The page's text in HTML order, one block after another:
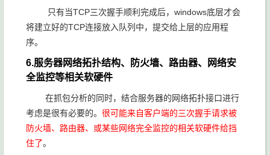
只有当TCP三次握手顺利完成后，windows底层才会
将建立好的TCP连接放入队列中，提交给上层的应用程
序。
6.服务器网络拓扑结构、防火墙、路由器、网络安
全监控等相关软硬件
在抓包分析的同时，结合服务器的网络拓扑接口进行
考虑是很有必要的。 很可能来自客户端的三次握手请求被
防火墙、路由器、或某些网络完全监控的相关软硬件给挡
住了。